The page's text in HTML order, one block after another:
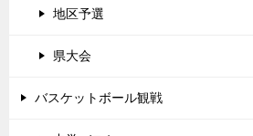
地区予選
県大会
バスケットボール観戦